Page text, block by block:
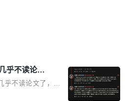
乎不读论文
乎不读论文了，而
充斥着大量过